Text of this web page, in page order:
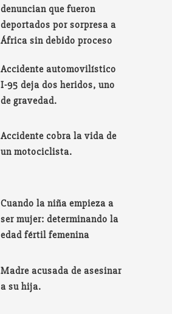
denuncian que fueron
deportados por sorpresa a
África sin debido proceso
Accidente automovilístico
I-95 deja dos heridos, uno
de gravedad.
Accidente cobra la vida de
un motociclista.
Cuando la niña empieza a
ser mujer: determinando la
edad fértil femenina
Madre acusada de asesinar
a su hija.